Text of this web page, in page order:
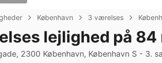
København 3 værelses
lejlighed på 84
2300 København, København S - 3.